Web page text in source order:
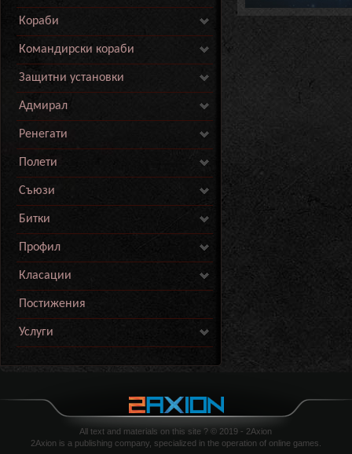
Кораби
Командирски кораби
Защитни установки
Адмирал
Ренегати
Полети
Съюзи
Битки
Профил
Класации
Постижения
Услуги
All text and materials on this site ? © 2019 - 2Axion
2Axion is a publishing company, specialized in the operation of online games.